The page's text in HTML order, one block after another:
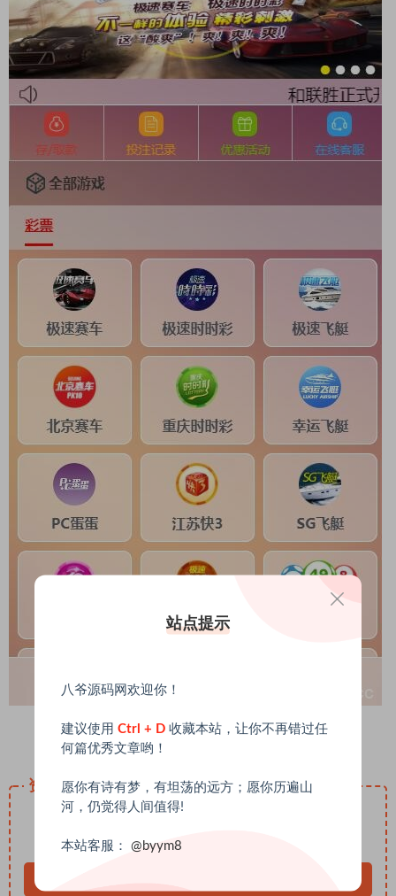
资源下载
下载价格
终身VIP免费
站点提示
八爷源码网欢迎你！
建议使用 Ctrl + D 收藏本站，让你不再错过任
何篇优秀文章哟！
愿你有诗有梦，有坦荡的远方；愿你历遍山
河，仍觉得人间值得!
本站客服： @byym8